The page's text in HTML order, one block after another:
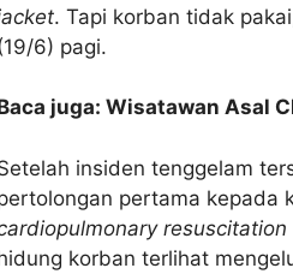
. Tapi korban tidak
6) pagi.
juga: Wisatawan Asal
insiden tenggelam
pertama kepada
resuscitation
korban terlihat